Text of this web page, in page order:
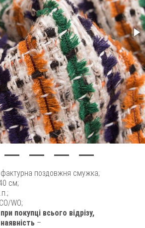
поздовжня смужка;
см;
WO;
покупці всього відрізу,
–